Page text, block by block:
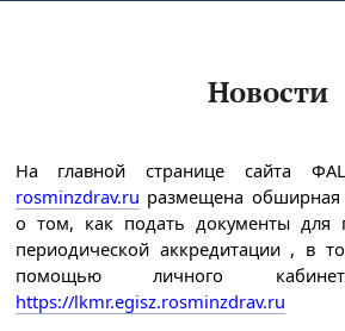
Новости
На главной странице сайта
rosminzdrav.ru размещена
о том, как подать документы для
периодической аккредитации , в
помощью личного
https://lkmr.egisz.rosminzdrav.ru